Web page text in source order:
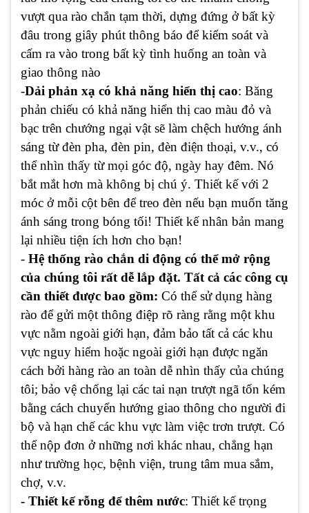
vượt qua rào chắn tạm thời, dựng đứng ở bất kỳ
đâu trong giây phút thông báo để kiểm soát và
cấm ra vào trong bất kỳ tình huống an toàn và
giao thông nào
-Dải phản xạ có khả năng hiển thị cao: Băng
phản chiếu có khả năng hiển thị cao màu đỏ và
bạc trên chướng ngại vật sẽ làm chệch hướng ánh
sáng từ đèn pha, đèn pin, đèn điện thoại, v.v., có
thể nhìn thấy từ mọi góc độ, ngày hay đêm. Nó
bắt mắt hơn mà không bị chú ý. Thiết kế với 2
móc ở mỗi cột bên để treo đèn nếu bạn muốn tăng
ánh sáng trong bóng tối! Thiết kế nhân bản mang
lại nhiều tiện ích hơn cho bạn!
- Hệ thống rào chắn di động có thể mở rộng
của chúng tôi rất dễ lắp đặt. Tất cả các công cụ
cần thiết được bao gồm: Có thể sử dụng hàng
rào để gửi một thông điệp rõ ràng rằng một khu
vực nằm ngoài giới hạn, đảm bảo tất cả các khu
vực nguy hiểm hoặc ngoài giới hạn được ngăn
cách bởi hàng rào an toàn dễ nhìn thấy của chúng
tôi; bảo vệ chống lại các tai nạn trượt ngã tốn kém
bằng cách chuyển hướng giao thông cho người đi
bộ và hạn chế các khu vực làm việc trơn trượt. Có
thể nộp đơn ở những nơi khác nhau, chẳng hạn
như trường học, bệnh viện, trung tâm mua sắm,
chợ, v.v.
- Thiết kế rỗng để thêm nước: Thiết kế trọng